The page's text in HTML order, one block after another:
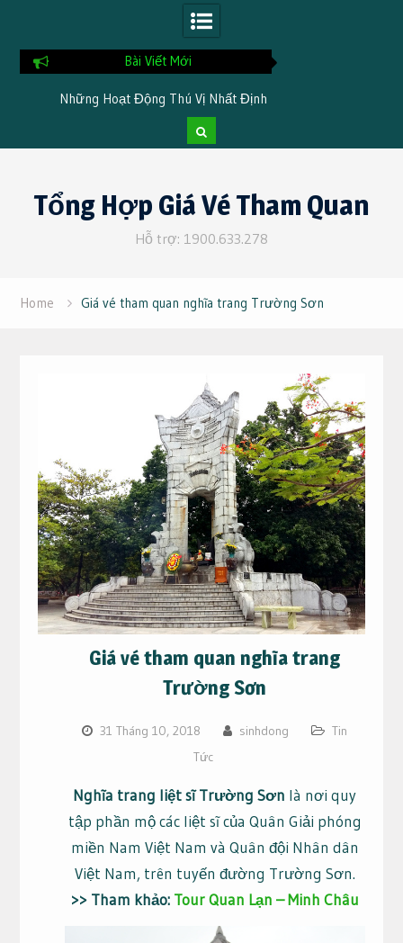
Bài Viết Mới
Những Hoạt Động Thú Vị Nhất Định
Phải Thử Ở Vĩnh Hy
contentTổng Hợp Giá Vé Tham Quan
Hỗ trợ: 1900.633.278
Home Giá vé tham quan nghĩa trang Trường Sơn
Giá vé tham quan nghĩa trang
Trường Sơn
31 Tháng 10, 2018 sinhdong
Tin
Tức
Nghĩa trang liệt sĩ Trường Sơn là nơi quy
tập phần mộ các liệt sĩ của Quân Giải phóng
miền Nam Việt Nam và Quân đội Nhân dân
Việt Nam, trên tuyến đường Trường Sơn.
>> Tham khảo: Tour Quan Lạn – Minh Châu